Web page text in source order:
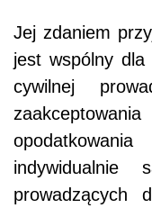
Jej zdaniem
jest wspólny dla
cywilnej
prowadzących